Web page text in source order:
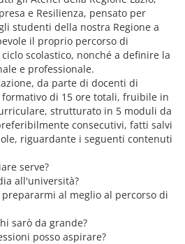
e Resilienza, pensato per
studenti della nostra Regione a
il proprio percorso di
scolastico, nonché a definire la
e professionale.
da parte di docenti di
di 15 ore totali, fruibile in
strutturato in 5 moduli da
consecutivi, fatti salvi
riguardante i seguenti contenuti
serve?
all'università?
prepararmi al meglio al percorso di
sarò da grande?
posso aspirare?